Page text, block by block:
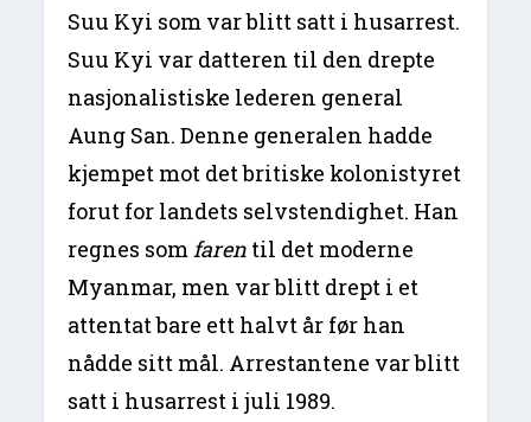
Suu Kyi som var blitt satt i husarrest.
Suu Kyi var datteren til den drepte
nasjonalistiske lederen general
Aung San. Denne generalen hadde
kjempet mot det britiske kolonistyret
forut for landets selvstendighet. Han
regnes somfaren til det moderne
Myanmar, men var blitt drept i et
attentat bare ett halvt år før han
nådde sitt mål. Arrestantene var blitt
satt i husarrest i juli 1989.